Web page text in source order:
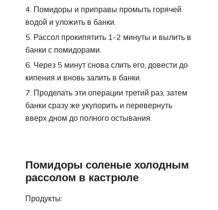
Помидоры и приправы промыть горячей
водой и уложить в банки.
Рассол прокипятить 1-2 минуты и вылить в
банки с помидорами.
Через 5 минут снова слить его, довести до
кипения и вновь залить в банки.
Проделать эти операции третий раз, затем
банки сразу же укупорить и перевернуть
вверх дном до полного остывания.
Помидоры соленые холодным
рассолом в кастрюле
Продукты: